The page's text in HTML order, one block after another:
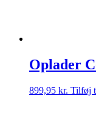
Oplader
899,95 kr. Tilføj